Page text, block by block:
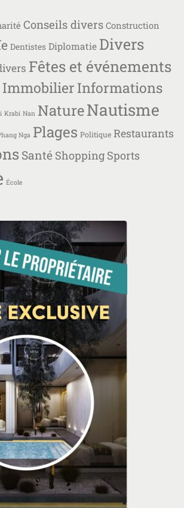
Conseils divers Construction
Dentistes Diplomatie Divers
Fêtes et événements
Immobilier Informations
Krabi Nan NatureNautisme
Nga Plages Politique Restaurants
Santé Shopping Sports
École